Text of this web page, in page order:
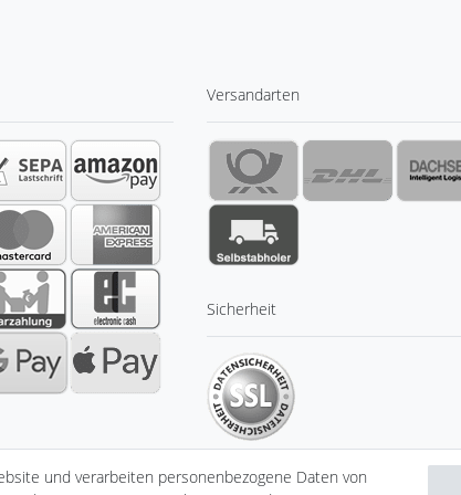
Versandarten
Sicherheit
und verarbeiten personenbezogene Daten von